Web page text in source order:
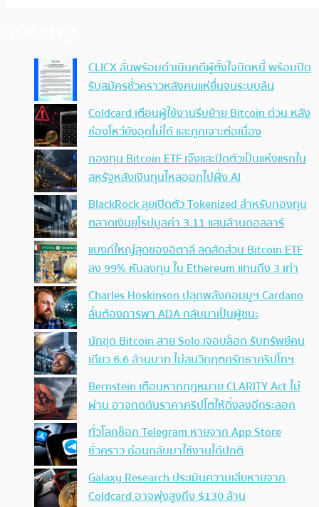
CLICX ลั่นพร้อมดำเนินคดีผู้ตั้งใจบิดหนี้ พร้อมปิด
รับสมัครชั่วคราวหลังคนแห่ยื่นจนระบบล้น
Coldcard เตือนผู้ใช้งานรีบย้าย Bitcoin ด่วน หลัง
ช่องโหว่ยังอุดไม่ได้ และถูกเจาะต่อเนื่อง
กองทุน Bitcoin ETF เจ๊งและปิดตัวเป็นแห่งแรกใน
สหรัฐหลังเงินทุนไหลออกไปฝั่ง AI
BlackRock ลุยเปิดตัว Tokenized สำหรับกองทุน
ตลาดเงินยุโรปมูลค่า 3.11 แสนล้านดอลลาร์
แบงก์ใหญ่สุดของอิตาลี ลดสัดส่วน Bitcoin ETF
ลง 99% หันลงทุน ใน Ethereum แทนถึง 3 เท่า
Charles Hoskinson ปลุกพลังคอมมูฯ Cardano
ลั่นต้องการพา ADA กลับมาเป็นผู้ชนะ
นักขุด Bitcoin สาย Solo เจอบล็อก รับทรัพย์คน
เดียว 6.6 ล้านบาท ไม่สนวิกฤตศรัทธาคริปโทฯ
Bernstein เตือนหากกฎหมาย CLARITY Act ไม่
ผ่าน อาจกดดันราคาคริปโตให้ดิ่งลงอีกระลอก
ทั่วโลกช็อก Telegram หายจาก App Store
ชั่วคราว ก่อนกลับมาใช้งานได้ปกติ
Galaxy Research ประเมินความเสียหายจาก
Coldcard อาจพุ่งสูงถึง $130 ล้าน